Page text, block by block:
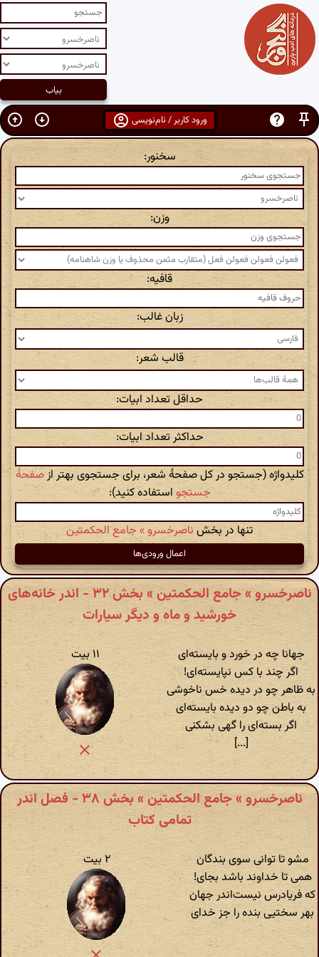
ورود کاربر / نام‌نویسی
سخنور:
وزن:
قافیه:
زبان غالب:
قالب شعر:
حداقل تعداد ابیات:
حداکثر تعداد ابیات:
کلیدواژه (جستجو در کل صفحهٔ شعر، برای جستجوی بهتر ازصفحهٔ
جستجو استفاده کنید):
تنها در بخش ناصرخسرو » جامع الحکمتین
ناصرخسرو » جامع الحکمتین » بخش ۳۲ - اندر خانه‌های
خورشید و ماه و دیگر سیارات
جهانا چه در خورد و بایسته‌‌ای
اگر چند با کس نپایسته‌ای!
به ظاهر چو در دیده خس ناخوشی
به باطن چو دو دیده بایسته‌ای
اگر بسته‌ای را گهی بشکنی
[...]
۱۱ بیت
ناصرخسرو » جامع الحکمتین » بخش ۳۸ - فصل اندر
تمامی کتاب
مشو تا توانی سوی بندگان
همی تا خداوند باشد بجای!
که فریادرس نیست‌اندر جهان
بهر سختیی بنده را جز خدای
۲ بیت